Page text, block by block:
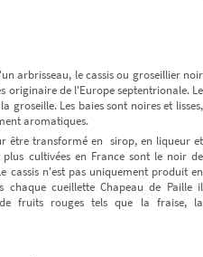
arbrisseau, le cassis ou groseillier noir
originaire de l'Europe septentrionale. Le
groseille. Les baies sont noires et lisses,
aromatiques.
être transformé en sirop, en liqueur et
plus cultivées en France sont le noir de
cassis n'est pas uniquement produit en
chaque cueillette Chapeau de Paille il
fruits rouges tels que la fraise, la